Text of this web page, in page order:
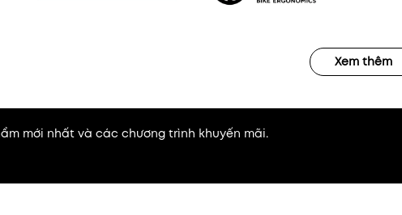
Xem thêm
mới nhất và các chương trình khuyến mãi.